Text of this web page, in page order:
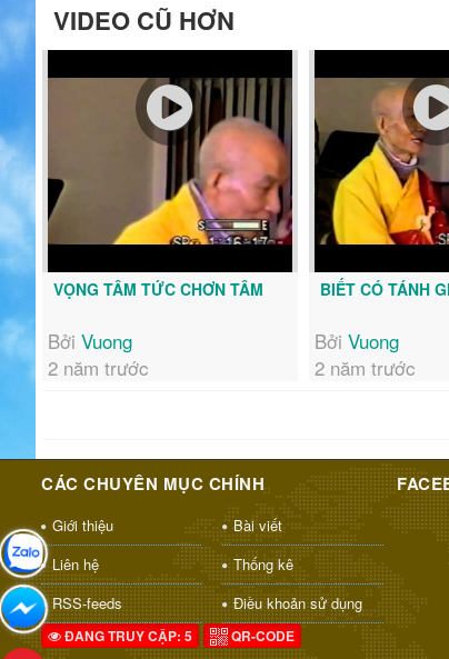
VIDEO CŨ HƠN
VỌNG TÂM TỨC CHƠN TÂM
Bởi Vuong
2 năm trước
BIẾT CÓ TÁNH
Bởi Vuong
2 năm trước
CÁC CHUYÊN MỤC CHÍNH
Giới thiệu
Bài viết
Liên hệ
Thống kê
RSS-feeds
Điều khoản sử dụng
ĐANG TRUY CẬP: 5 QR-CODE